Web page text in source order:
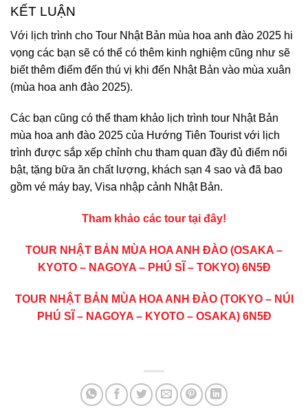
KẾT LUẬN
Với lịch trình cho Tour Nhật Bản mùa hoa anh đào 2025 hi
vọng các bạn sẽ có thể có thêm kinh nghiệm cũng như sẽ
biết thêm điểm đến thú vị khi đến Nhật Bản vào mùa xuân
(mùa hoa anh đào 2025).
Các bạn cũng có thể tham khảo lịch trình tour Nhật Bản
mùa hoa anh đào 2025 của Hướng Tiên Tourist với lịch
trình được sắp xếp chỉnh chu tham quan đầy đủ điểm nổi
bật, tặng bữa ăn chất lượng, khách sạn 4 sao và đã bao
gồm vé máy bay, Visa nhập cảnh Nhật Bản.
Tham khảo các tour tại đây!
TOUR NHẬT BẢN MÙA HOA ANH ĐÀO (OSAKA –
KYOTO – NAGOYA – PHÚ SĨ – TOKYO) 6N5Đ
TOUR NHẬT BẢN MÙA HOA ANH ĐÀO (TOKYO – NÚI
PHÚ SĨ – NAGOYA – KYOTO – OSAKA) 6N5Đ